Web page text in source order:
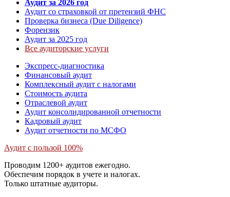
Аудит за 2026 год
Аудит со страховкой от претензий ФНС
Проверка бизнеса (Due Diligence)
Форензик
Аудит за 2025 год
Все аудиторские услуги
Экспресс-диагностика
Финансовый аудит
Комплексный аудит с налогами
Стоимость аудита
Отраслевой аудит
Аудит консолидированной отчетности
Кадровый аудит
Аудит отчетности по МСФО
Аудит с пользой 100%
Проводим 1200+ аудитов ежегодно.
Обеспечим порядок в учете и налогах.
Только штатные аудиторы.